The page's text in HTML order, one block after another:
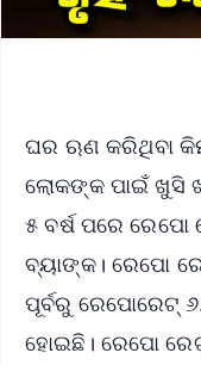
ଘର ଋଣ କରିଥିବା
ଲୋକଙ୍କ ପାଇଁ ଖୁସି
୫ ବର୍ଷ ପରେ ରେପୋ
ବ୍ୟାଙ୍କ। ରେପୋ
ପୂର୍ବରୁ ରେପୋରେଟ୍
ହୋଇଛି। ରେପୋ